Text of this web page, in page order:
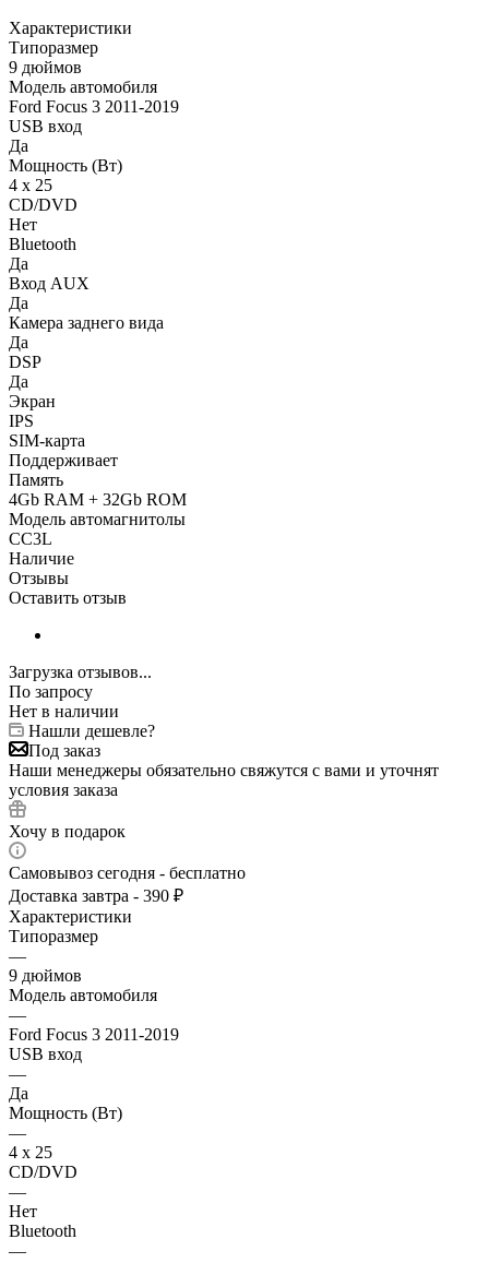
Характеристики
Типоразмер
9 дюймов
Модель автомобиля
Ford Focus 3 2011-2019
USB вход
Да
Мощность (Вт)
4 х 25
CD/DVD
Нет
Bluetooth
Да
Вход AUX
Да
Камера заднего вида
Да
DSP
Да
Экран
IPS
SIM-карта
Поддерживает
Память
4Gb RAM + 32Gb ROM
Модель автомагнитолы
CC3L
Наличие
Отзывы
Оставить отзыв
Загрузка отзывов...
По запросу
Нет в наличии
Нашли дешевле?
Под заказ
Наши менеджеры обязательно свяжутся с вами и уточнят
условия заказа
Хочу в подарок
Самовывоз сегодня - бесплатно
Доставка завтра - 390 ₽
Характеристики
Типоразмер
—
9 дюймов
Модель автомобиля
—
Ford Focus 3 2011-2019
USB вход
—
Да
Мощность (Вт)
—
4 х 25
CD/DVD
—
Нет
Bluetooth
—